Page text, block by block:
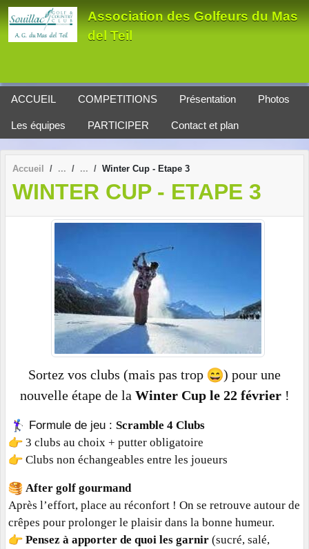
Association des Golfeurs du Mas
del Teil
ACCUEIL COMPETITIONS Présentation Photos
Les équipes PARTICIPER Contact et plan
Accueil Winter Cup - Etape 3
WINTER CUP - ETAPE 3
Sortez vos clubs (mais pas trop
) pour une
nouvelle étape de la Winter Cup le 22 février!
Formule de jeu : Scramble 4 Clubs
3 clubs au choix + putter obligatoire
Clubs non échangeables entre les joueurs
After golf gourmand
Après l’effort, place au réconfort ! On se retrouve autour de
crêpes pour prolonger le plaisir dans la bonne humeur.
Pensez à apporter de quoi les garnir(sucré, salé,
Panneau de gestion des cookies